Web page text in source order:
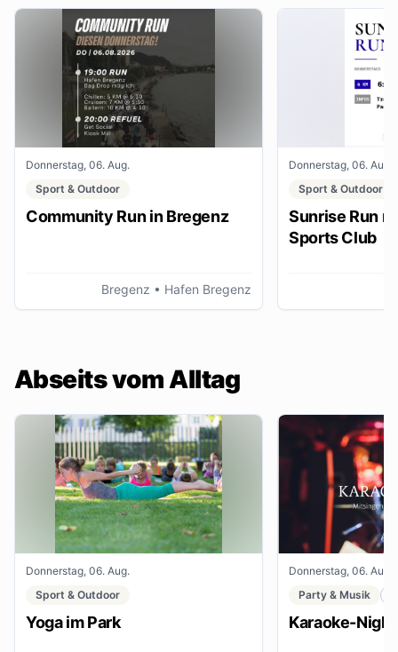
Donnerstag, 06. Aug.
Sport & Outdoor
Community Run in Bregenz
Bregenz • Hafen Bregenz
Donnerstag, 06. Aug.
Sport & Outdoor
Sunrise Run
Sports Club
Abseits vom Alltag
Donnerstag, 06. Aug.
Sport & Outdoor
Yoga im Park
Donnerstag, 06. Aug.
Party & Musik
Karaoke-Night